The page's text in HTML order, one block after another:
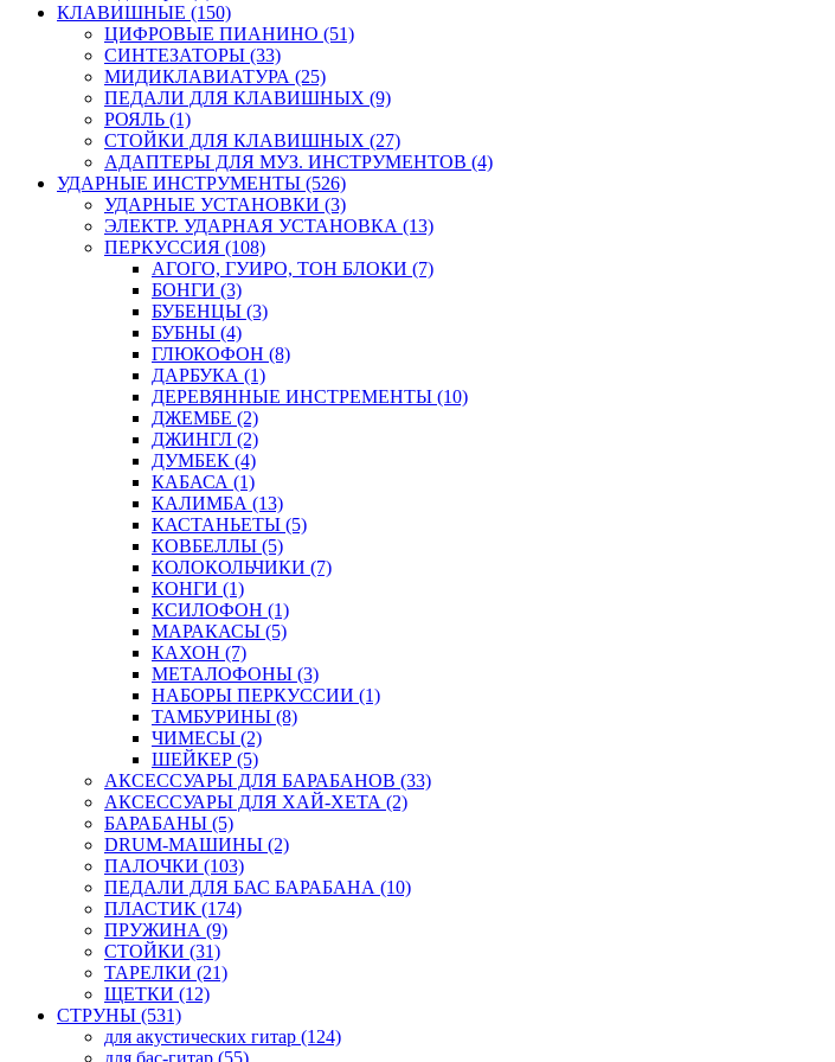
КЛАВИШНЫЕ (150)
ЦИФРОВЫЕ ПИАНИНО (51)
СИНТЕЗАТОРЫ (33)
МИДИКЛАВИАТУРА (25)
ПЕДАЛИ ДЛЯ КЛАВИШНЫХ (9)
РОЯЛЬ (1)
СТОЙКИ ДЛЯ КЛАВИШНЫХ (27)
АДАПТЕРЫ ДЛЯ МУЗ. ИНСТРУМЕНТОВ (4)
УДАРНЫЕ ИНСТРУМЕНТЫ (526)
УДАРНЫЕ УСТАНОВКИ (3)
ЭЛЕКТР. УДАРНАЯ УСТАНОВКА (13)
ПЕРКУССИЯ (108)
АГОГО, ГУИРО, ТОН БЛОКИ (7)
БОНГИ (3)
БУБЕНЦЫ (3)
БУБНЫ (4)
ГЛЮКОФОН (8)
ДАРБУКА (1)
ДЕРЕВЯННЫЕ ИНСТРЕМЕНТЫ (10)
ДЖЕМБЕ (2)
ДЖИНГЛ (2)
ДУМБЕК (4)
КАБАСА (1)
КАЛИМБА (13)
КАСТАНЬЕТЫ (5)
КОВБЕЛЛЫ (5)
КОЛОКОЛЬЧИКИ (7)
КОНГИ (1)
КСИЛОФОН (1)
МАРАКАСЫ (5)
КАХОН (7)
МЕТАЛОФОНЫ (3)
НАБОРЫ ПЕРКУССИИ (1)
ТАМБУРИНЫ (8)
ЧИМЕСЫ (2)
ШЕЙКЕР (5)
АКСЕССУАРЫ ДЛЯ БАРАБАНОВ (33)
АКСЕССУАРЫ ДЛЯ ХАЙ-ХЕТА (2)
БАРАБАНЫ (5)
DRUM-МАШИНЫ (2)
ПАЛОЧКИ (103)
ПЕДАЛИ ДЛЯ БАС БАРАБАНА (10)
ПЛАСТИК (174)
ПРУЖИНА (9)
СТОЙКИ (31)
ТАРЕЛКИ (21)
ЩЕТКИ (12)
СТРУНЫ (531)
для акустических гитар (124)
для бас-гитар (55)